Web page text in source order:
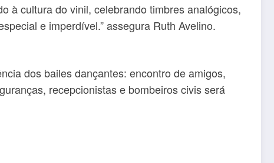
à cultura do vinil, celebrando timbres analógicos,
e imperdível.” assegura Ruth Avelino.
dos bailes dançantes: encontro de amigos,
recepcionistas e bombeiros civis será